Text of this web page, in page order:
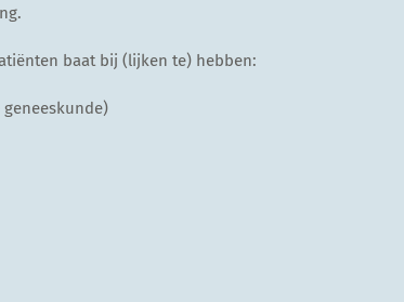
baat bij (lijken te) hebben: